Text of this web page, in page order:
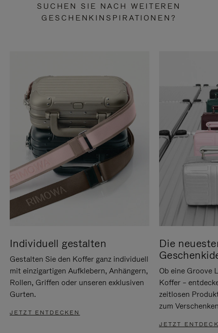
SUCHEN SIE NACH WEITEREN
GESCHENKINSPIRATIONEN?
Individuell gestalten
Gestalten Sie den Koffer ganz individuell
mit einzigartigen Aufklebern, Anhängern,
Rollen, Griffen oder unseren exklusiven
Gurten.
JETZT ENTDECKEN
Die
Ob eine Groove
Koffer –
zeitlosen
zum
JETZT